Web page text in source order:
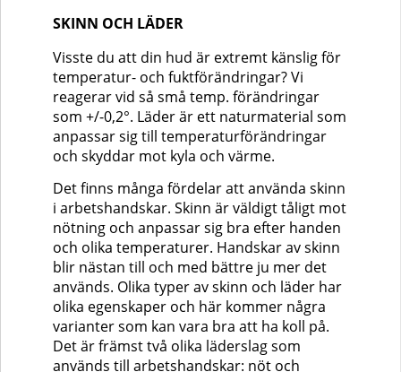
SKINN OCH LÄDER
Visste du att din hud är extremt känslig för
temperatur- och fuktförändringar? Vi
reagerar vid så små temp. förändringar
som +/-0,2°. Läder är ett naturmaterial som
anpassar sig till temperaturförändringar
och skyddar mot kyla och värme.
Det finns många fördelar att använda skinn
i arbetshandskar. Skinn är väldigt tåligt mot
nötning och anpassar sig bra efter handen
och olika temperaturer. Handskar av skinn
blir nästan till och med bättre ju mer det
används. Olika typer av skinn och läder har
olika egenskaper och här kommer några
varianter som kan vara bra att ha koll på.
Det är främst två olika läderslag som
används till arbetshandskar: nöt och